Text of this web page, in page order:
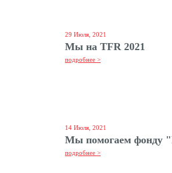
29 Июля, 2021
Мы на TFR 2021
подробнее >
14 Июля, 2021
Мы помогаем фонду
подробнее >